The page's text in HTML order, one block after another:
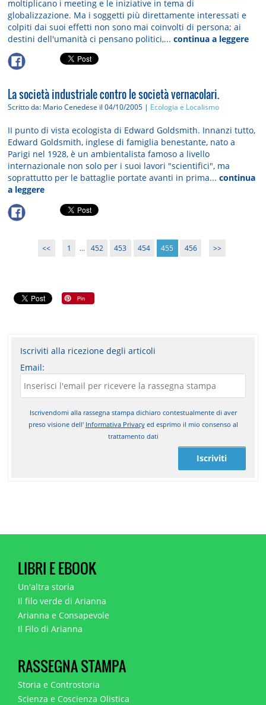
moltiplicano i meeting e le iniziative in tema di
globalizzazione. Ma i soggetti più direttamente interessati e
colpiti dai suoi effetti non sono mai coinvolti di persona; ai
destini dell'umanità ci pensano politici,...continua a leggere
La società industriale contro le società vernacolari.
Scritto da: Mario Cenedese il 04/10/2005 | Ecologia e Localismo
II punto di vista ecologista di Edward Goldsmith. Innanzi tutto,
Edward Goldsmith, inglese di famiglia benestante, nato a
Parigi nel 1928, è un ambientalista famoso a livello
internazionale non solo per i suoi lavori "scientifici", ma
soprattutto per le battaglie portate avanti in prima...continua
a leggere
<< 1 ... 452 453 454 455 456 >>
Iscriviti alla ricezione degli articoli
Email:
Iscrivendomi alla rassegna stampa dichiaro contestualmente di aver
preso visione dell' Informativa Privacyed esprimo il mio consenso al
trattamento dati
Iscriviti
LIBRI E EBOOK
Un'altra storia
Il filo verde di Arianna
Arianna e Consapevole
Il Filo di Arianna
RASSEGNA STAMPA
Storia e Controstoria
Scienza e Coscienza Olistica